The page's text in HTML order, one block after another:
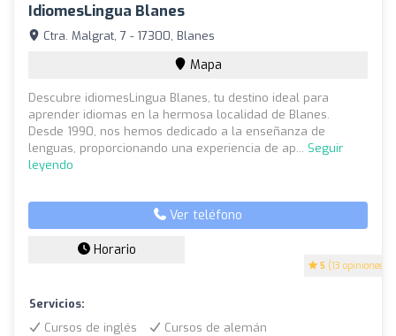
IdiomesLingua Blanes
5 (13 opiniones)
Ctra. Malgrat, 7 - 17300, Blanes
Mapa
Descubre idiomesLingua Blanes, tu destino ideal para
aprender idiomas en la hermosa localidad de Blanes.
Desde 1990, nos hemos dedicado a la enseñanza de
lenguas, proporcionando una experiencia de ap... Seguir
leyendo
Ver teléfono
Horario
Servicios:
Cursos de inglés
Cursos de alemán